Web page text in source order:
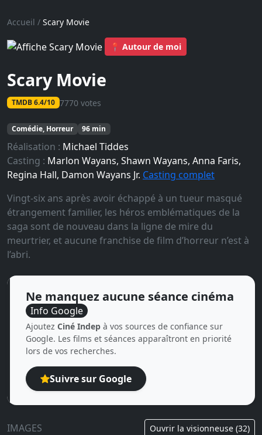
Accueil / Scary Movie
📍 Autour de moi
Scary Movie
TMDB 6.4/10 7770 votes
Comédie, Horreur 96 min
Réalisation : Michael Tiddes
Casting : Marlon Wayans, Shawn Wayans, Anna Faris,
Regina Hall, Damon Wayans Jr. Casting complet
Vingt-six ans après avoir échappé à un tueur masqué
étrangement familier, les héros emblématiques de la
saga sont de nouveau dans la ligne de mire du
meurtrier, et aucune franchise de film d’horreur n’est à
l’abri.
Ne manquez aucune séance cinéma
Info Google
Ajoutez Ciné Indep à vos sources de confiance sur
Google. Les films et séances apparaîtront en priorité
lors de vos recherches.
Suivre sur Google
IMAGES Ouvrir la visionneuse (32)